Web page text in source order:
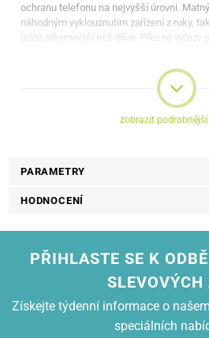
ochranu telefonu na nejvyšší úrovni.
náhodným vyklouznutím zařízení z ruky,
ještě příjemnější než dříve. Přesné výřezy
Důležité je, že pro ty, kteří oceňují nové
kompatibilní s bezdrátovými nabíječkami
zobrazit
PARAMETRY
HODNOCENÍ
PŘIHLASTE SE K
SLEVOVÝCH
Získejte týdenní informace o
speciálních